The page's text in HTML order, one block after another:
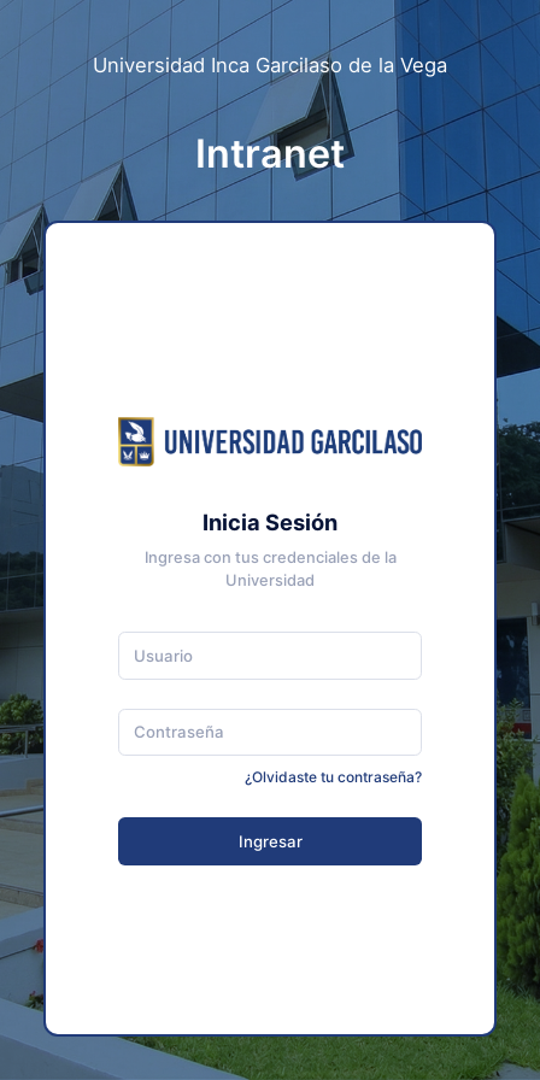
Universidad Inca Garcilaso de la Vega
Intranet
Inicia Sesión
Ingresa con tus credenciales de la
Universidad
¿Olvidaste tu contraseña?
Ingresar